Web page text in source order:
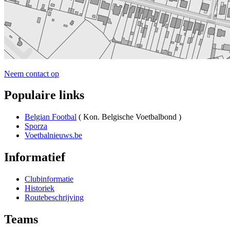
Neem contact op
Populaire links
Belgian Footbal ( Kon. Belgische Voetbalbond )
Sporza
Voetbalnieuws.be
Informatief
Clubinformatie
Historiek
Routebeschrijving
Teams